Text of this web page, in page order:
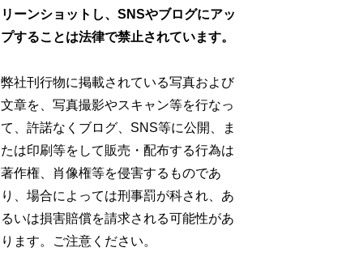
リーンショットし、SNSやブログにアッ
プすることは法律で禁止されています。
弊社刊行物に掲載されている写真および
文章を、写真撮影やスキャン等を行なっ
て、許諾なくブログ、SNS等に公開、ま
たは印刷等をして販売・配布する行為は
著作権、肖像権等を侵害するものであ
り、場合によっては刑事罰が科され、あ
るいは損害賠償を請求される可能性があ
ります。ご注意ください。